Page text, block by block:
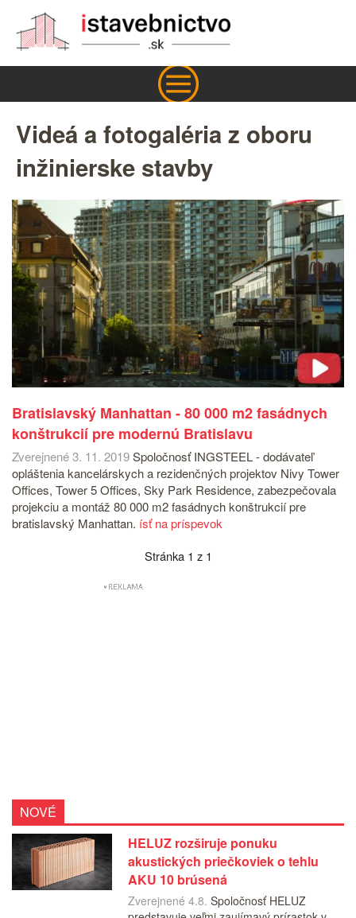
Videá a fotogaléria z oboru
inžinierske stavby
Bratislavský Manhattan - 80 000 m2 fasádnych
konštrukcií pre modernú Bratislavu
Zverejnené 3. 11. 2019Spoločnosť INGSTEEL - dodávateľ
opláštenia kancelárskych a rezidenčných projektov Nivy Tower
Offices, Tower 5 Offices, Sky Park Residence, zabezpečovala
projekciu a montáž 80 000 m2 fasádnych konštrukcií pre
bratislavský Manhattan. ísť na príspevok
Stránka 1 z 1
NOVÉ
HELUZ rozširuje ponuku
akustických priečkoviek o tehlu
AKU 10 brúsená
Zverejnené 4.8. Spoločnosť HELUZ